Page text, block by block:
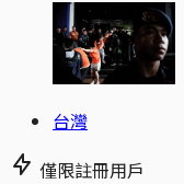
台灣
僅限註冊用戶